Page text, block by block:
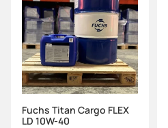
Fuchs Titan Cargo FLEX
LD 10W-40